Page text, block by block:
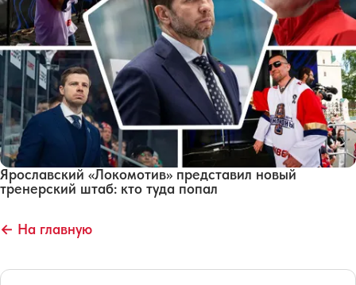
Ярославский «Локомотив» представил новый
тренерский штаб: кто туда попал
← На главную